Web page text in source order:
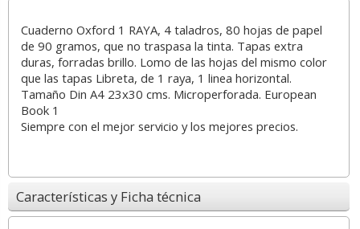
Cuaderno Oxford 1 RAYA, 4 taladros, 80 hojas de papel
de 90 gramos, que no traspasa la tinta. Tapas extra
duras, forradas brillo. Lomo de las hojas del mismo color
que las tapas Libreta, de 1 raya, 1 linea horizontal.
Tamaño Din A4 23x30 cms. Microperforada. European
Book 1
Siempre con el mejor servicio y los mejores precios.
Características y Ficha técnica